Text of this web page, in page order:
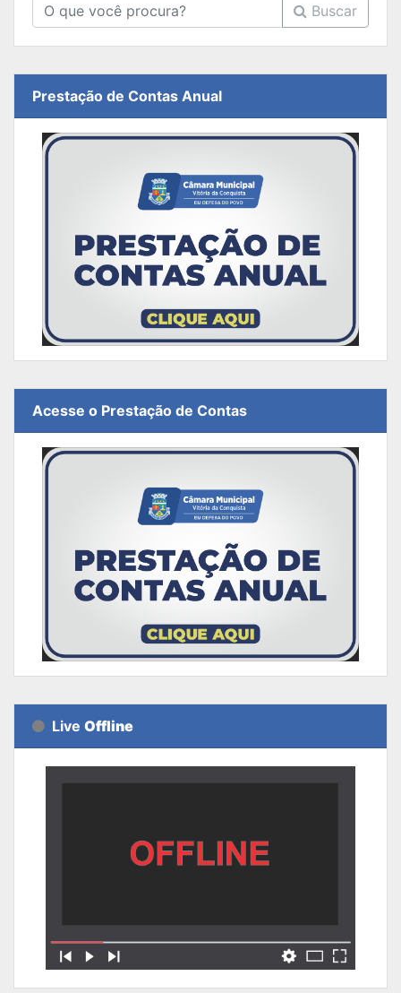
Buscar
Prestação de Contas Anual
Acesse o Prestação de Contas
Live Offline